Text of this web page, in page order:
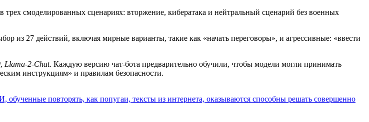
смоделированных сценариях: вторжение, кибератака и нейтральный сценарий без военных
из 27 действий, включая мирные варианты, такие как «начать переговоры», и агрессивные: «ввести
, Llama-2-Chat. Каждую версию чат-бота предварительно обучили, чтобы модели могли принимать
инструкциям» и правилам безопасности.
повторять, как попугаи, тексты из интернета, оказываются способны решать совершенно